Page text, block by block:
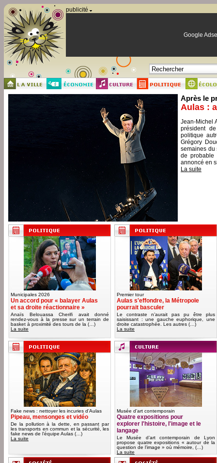
publicité
Google
Après le
Aulas :
Jean-Michel
président
politique
Grégory
semaines du
de probable
annoncé en
La suite
Municipales 2026
Un accord pour « balayer Aulas
et sa droite réactionnaire »
Anaïs Belouassa Cherifi avait donné
rendez-vous à la presse sur un terrain de
basket à proximité des tours de la (…)
La suite
Premier tour
Aulas s'effondre, la Métropole
pourrait basculer
Le contraste n’aurait pas pu être plus
saisissant : une gauche euphorique, une
droite catastrophée. Les autres (…)
La suite
Fake news : nettoyer les incuries d'Aulas
Pipeau, mensonges et vidéo
De la pollution à la dette, en passant par
les transports en commun et la sécurité, les
fake news de l’équipe Aulas (…)
La suite
Musée d'art contemporain
Quatre expositions pour
explorer l'histoire, l'image et le
langage
Le Musée d’art contemporain de Lyon
propose quatre expositions « autour de la
question de l’image » où mémoire, (…)
La suite
Panneau de gestion des cookies